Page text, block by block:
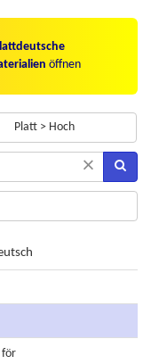
öffnen
Platt > Hoch
×
för